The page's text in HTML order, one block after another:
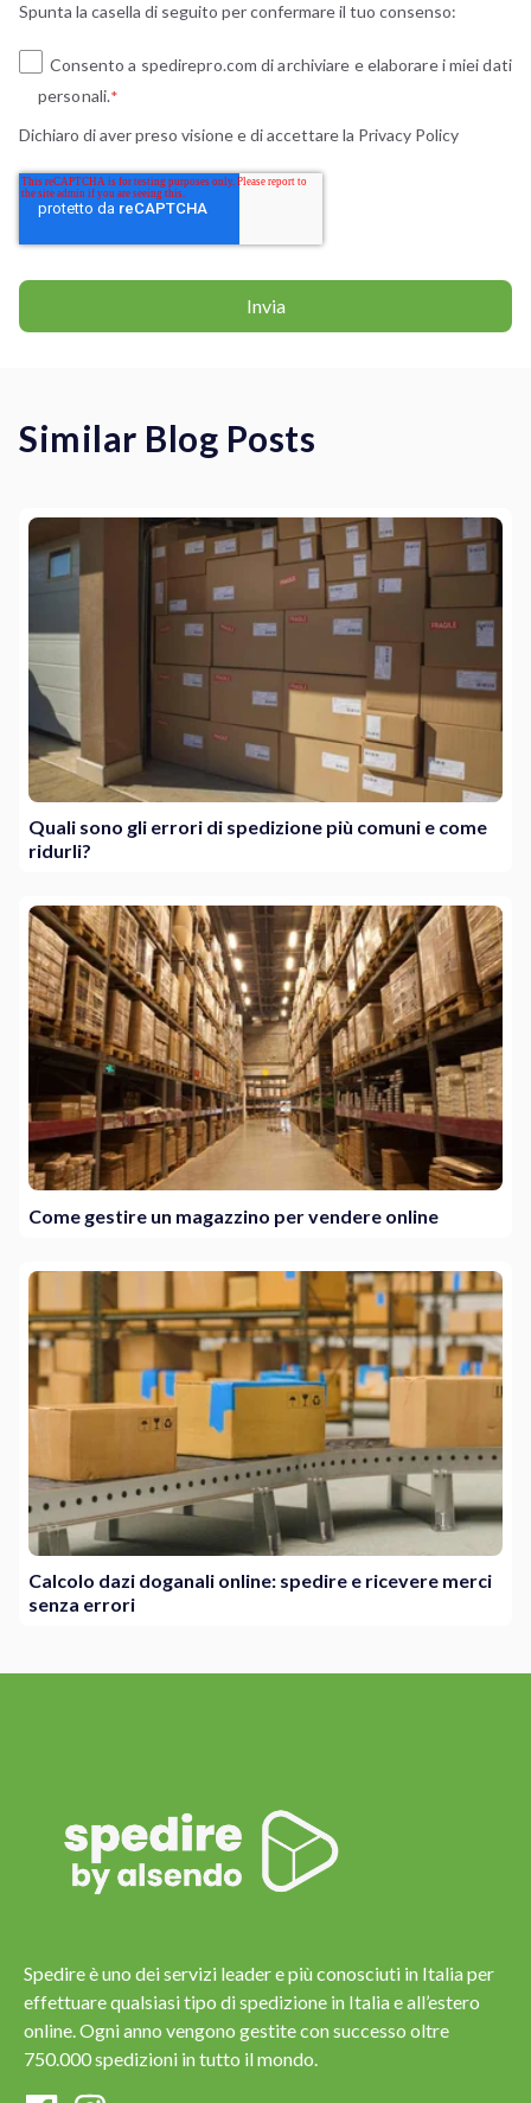
Spunta la casella di seguito per confermare il tuo consenso:
Consento a spedirepro.com di archiviare e elaborare i miei dati
personali.*
Dichiaro di aver preso visione e di accettare la Privacy Policy
Similar Blog Posts
Quali sono gli errori di spedizione più comuni e come
ridurli?
Come gestire un magazzino per vendere online
Calcolo dazi doganali online: spedire e ricevere merci
senza errori
Spedire è uno dei servizi leader e più conosciuti in Italia per
effettuare qualsiasi tipo di spedizione in Italia e all’estero
online. Ogni anno vengono gestite con successo oltre
750.000 spedizioni in tutto il mondo.